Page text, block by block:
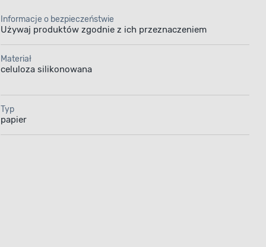
Informacje o bezpieczeństwie
Używaj produktów zgodnie z ich przeznaczeniem
Materiał
celuloza silikonowana
Typ
papier